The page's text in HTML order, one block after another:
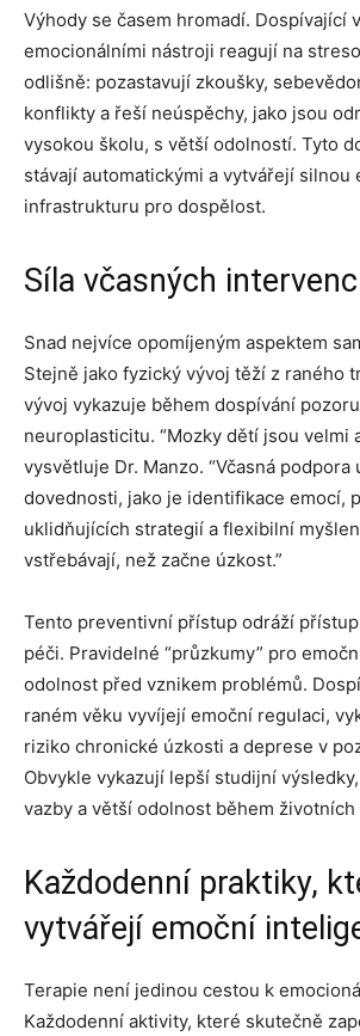
Výhody se časem hromadí. Dospívající
emocionálními nástroji reagují na
odlišně: pozastavují zkoušky,
konflikty a řeší neúspěchy, jako jsou
vysokou školu, s větší odolností. Tyto
stávají automatickými a vytvářejí silnou
infrastrukturu pro dospělost.
Síla včasných
Snad nejvíce opomíjeným aspektem
Stejně jako fyzický vývoj těží z raného
vývoj vykazuje během dospívání
neuroplasticitu. “Mozky dětí jsou velmi
vysvětluje Dr. Manzo. “Včasná podpora
dovednosti, jako je identifikace emocí,
uklidňujících strategií a flexibilní
vstřebávají, než začne úzkost.”
Tento preventivní přístup odráží
péči. Pravidelné “průzkumy” pro
odolnost před vznikem problémů.
raném věku vyvíjejí emoční regulaci,
riziko chronické úzkosti a deprese v
Obvykle vykazují lepší studijní
vazby a větší odolnost během životních
Každodenní praktiky,
vytvářejí emoční
Terapie není jedinou cestou k
Každodenní aktivity, které skutečně